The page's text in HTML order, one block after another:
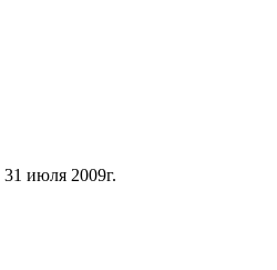
31 июля 2009г.